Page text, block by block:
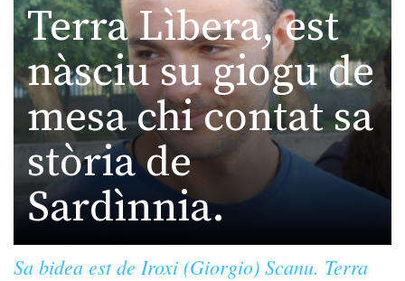
Terra Lìbera, est
nàsciu su giogu de
mesa chi contat sa
stòria de
Sardìnnia.
Sa bidea est de Iroxi (Giorgio) Scanu. Terra